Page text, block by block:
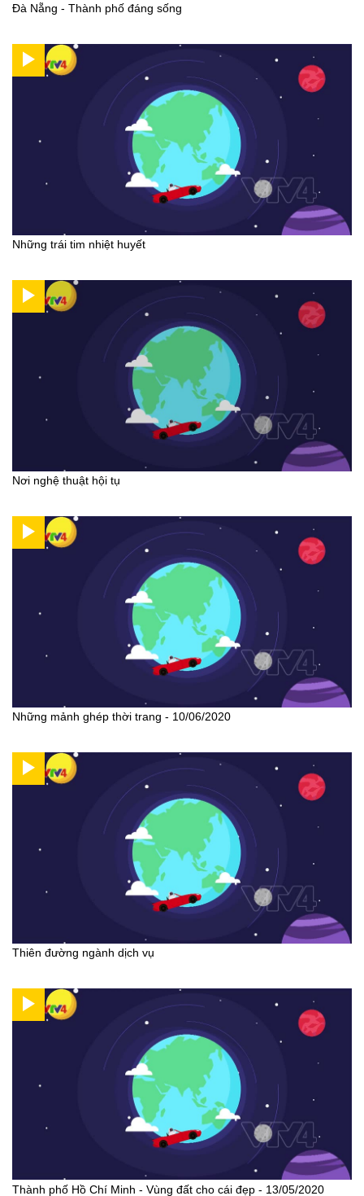
Đà Nẵng - Thành phố đáng sống
Những trái tim nhiệt huyết
Nơi nghệ thuật hội tụ
Những mảnh ghép thời trang - 10/06/2020
Thiên đường ngành dịch vụ
Thành phố Hồ Chí Minh - Vùng đất cho cái đẹp - 13/05/2020